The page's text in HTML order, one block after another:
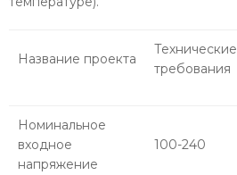
Название проекта
Технические
требования
Номинальное
входное
напряжение
100-240